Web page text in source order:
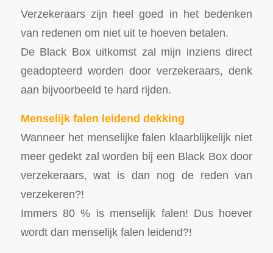
Verzekeraars zijn heel goed in het bedenken
van redenen om niet uit te hoeven betalen.
De Black Box uitkomst zal mijn inziens direct
geadopteerd worden door verzekeraars, denk
aan bijvoorbeeld te hard rijden.
Menselijk falen leidend dekking
Wanneer het menselijke falen klaarblijkelijk niet
meer gedekt zal worden bij een Black Box door
verzekeraars, wat is dan nog de reden van
verzekeren?!
Immers 80 % is menselijk falen! Dus hoever
wordt dan menselijk falen leidend?!